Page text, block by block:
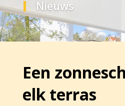
Nieuws
Een
elk terras